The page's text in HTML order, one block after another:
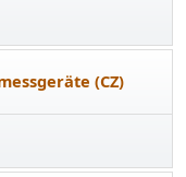
(CZ)